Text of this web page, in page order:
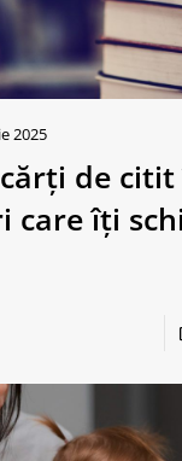
2025
de citit
care îți